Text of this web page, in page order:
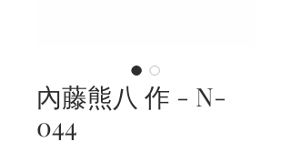
內藤熊八 作 - N-
044